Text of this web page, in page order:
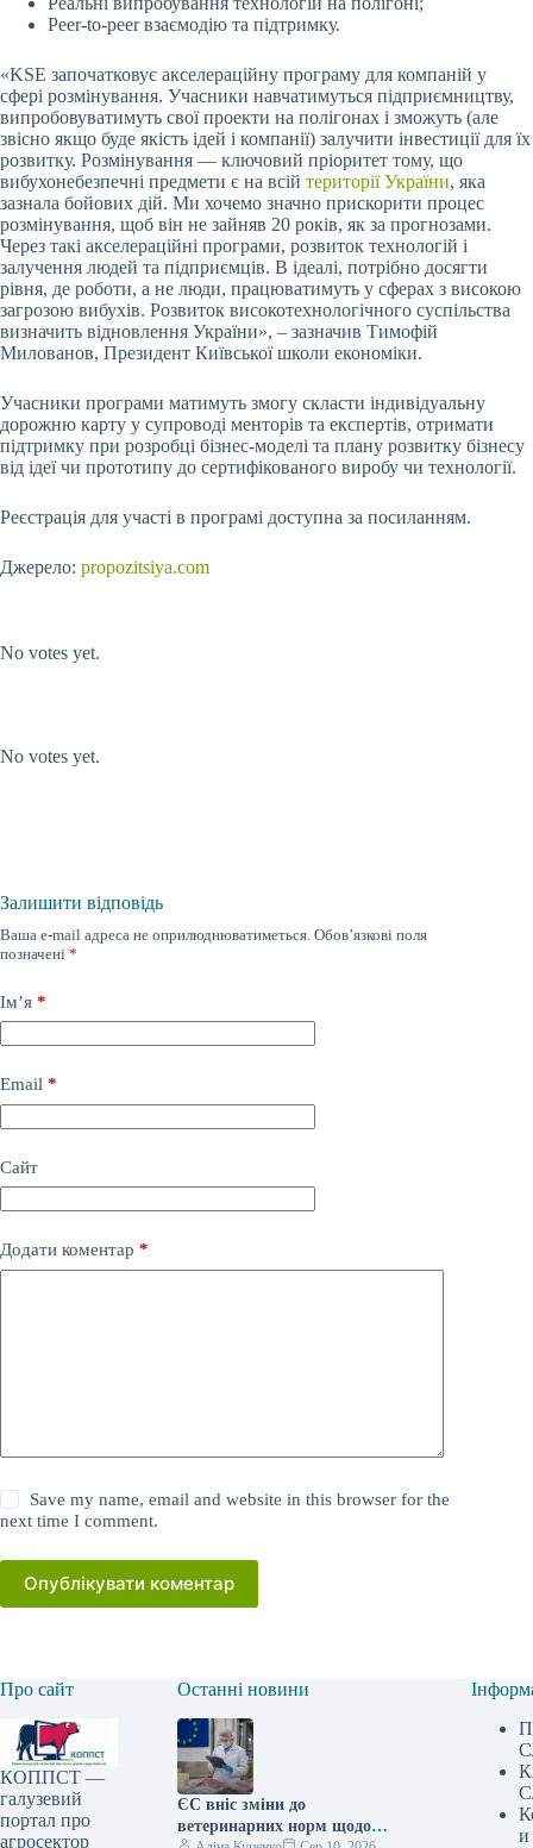
Peer-to-peer взаємодію та підтримку.
«KSE започатковує акселераційну програму для компаній у
сфері розмінування. Учасники навчатимуться підприємництву,
випробовуватимуть свої проекти на полігонах і зможуть (але
звісно якщо буде якість ідей і компанії) залучити інвестиції для їх
розвитку. Розмінування — ключовий пріоритет тому, що
вибухонебезпечні предмети є на всій території України, яка
зазнала бойових дій. Ми хочемо значно прискорити процес
розмінування, щоб він не зайняв 20 років, як за прогнозами.
Через такі акселераційні програми, розвиток технологій і
залучення людей та підприємців. В ідеалі, потрібно досягти
рівня, де роботи, а не люди, працюватимуть у сферах з високою
загрозою вибухів. Розвиток високотехнологічного суспільства
визначить відновлення України», – зазначив Тимофій
Милованов, Президент Київської школи економіки.
Учасники програми матимуть змогу скласти індивідуальну
дорожню карту у супроводі менторів та експертів, отримати
підтримку при розробці бізнес-моделі та плану розвитку бізнесу
від ідеї чи прототипу до сертифікованого виробу чи технології.
Реєстрація для участі в програмі доступна за посиланням.
Джерело: propozitsiya.com
No votes yet.
No votes yet.
Залишити відповідь
Ваша e-mail адреса не оприлюднюватиметься. Обов’язкові поля
позначені *
Ім’я *
Email *
Сайт
Додати коментар *
Save my name, email and website in this browser for the
next time I comment.
Опублікувати коментар
Про сайт
КОППСТ —
галузевий
портал про
агросектор
Останні новини
ЄС вніс зміни до
ветеринарних норм щодо
и